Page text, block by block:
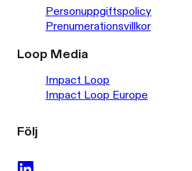
Personuppgiftspolicy
Prenumerationsvillkor
Loop Media
Impact Loop
Impact Loop Europe
Följ